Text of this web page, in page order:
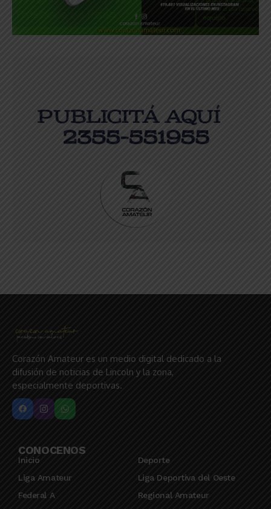
Corazón Amateur es un medio digital dedicado a la
difusión de noticias de Lincoln y la zona,
especialmente deportivas.
CONOCENOS
Inicio
Deporte
Liga Amateur
Liga Deportiva del Oeste
Federal A
Regional Amateur